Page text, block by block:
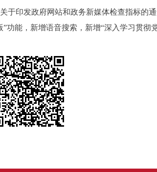
印发政府网站和政务新媒体检查指标的
能，新增语音搜索，新增“深入学习贯彻